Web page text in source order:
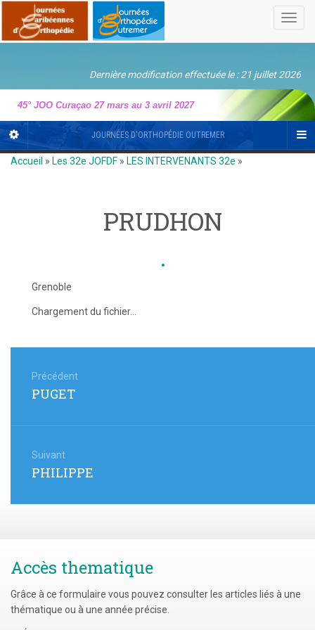
Dernière modification effectuée le : 21 juillet 2026
45° JOO Curaçao 27 mars au 3 avril 2027
JOURNÉES D'ORTHOPÉDIE OUTREMER
Accueil » Les 32e JOFDF » LES INTERVENANTS 32e »
PRUDHON
Grenoble
Chargement du fichier...
dePrécédent
Article
PUGET
Suivant
Article
PHILIPPE
Accès thematique
Grâce à ce formulaire vous pouvez consulter les articles liés à une
thématique ou à une année précise.